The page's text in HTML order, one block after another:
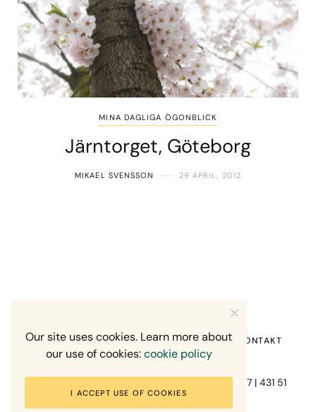
MINA DAGLIGA ÖGONBLICK
Järntorget, Göteborg
MIKAEL SVENSSON 29 APRIL, 2012
Fotograf Mikael Svensson | Gundefjällsgatan 407 | 431 51
Mölndal | +46-70-7671863
HEM OM MIG RECENSION OM MIG KONTAKT
Our site uses cookies. Learn more about
our use of cookies:cookie policy
I ACCEPT USE OF COOKIES